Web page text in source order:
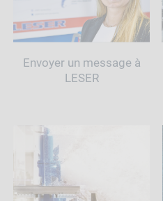
Envoyer un message à
LESER